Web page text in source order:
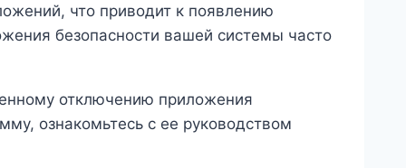
что приводит к появлению
безопасности вашей системы часто
отключению приложения
ознакомьтесь с ее руководством